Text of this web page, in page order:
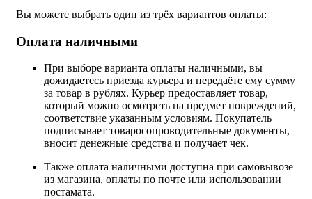
Вы можете выбрать один из трёх вариантов оплаты:
Оплата наличными
При выборе варианта оплаты наличными, вы
дожидаетесь приезда курьера и передаёте ему сумму
за товар в рублях. Курьер предоставляет товар,
который можно осмотреть на предмет повреждений,
соответствие указанным условиям. Покупатель
подписывает товаросопроводительные документы,
вносит денежные средства и получает чек.
Также оплата наличными доступна при самовывозе
из магазина, оплаты по почте или использовании
постамата.